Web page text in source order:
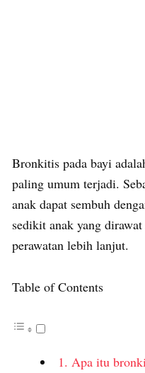
Bronkitis pada bayi
paling umum terjadi.
anak dapat sembuh
sedikit anak yang
perawatan lebih lanjut.
Table of Contents
1. Apa itu